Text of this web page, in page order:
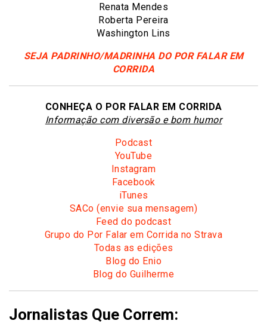
Renata Mendes
Roberta Pereira
Washington Lins
SEJA PADRINHO/MADRINHA DO POR FALAR EM
CORRIDA
CONHEÇA O POR FALAR EM CORRIDA
Informação com diversão e bom humor
Podcast
YouTube
Instagram
Facebook
iTunes
SACo (envie sua mensagem)
Feed do podcast
Grupo do Por Falar em Corrida no Strava
Todas as edições
Blog do Enio
Blog do Guilherme
Jornalistas Que Correm: